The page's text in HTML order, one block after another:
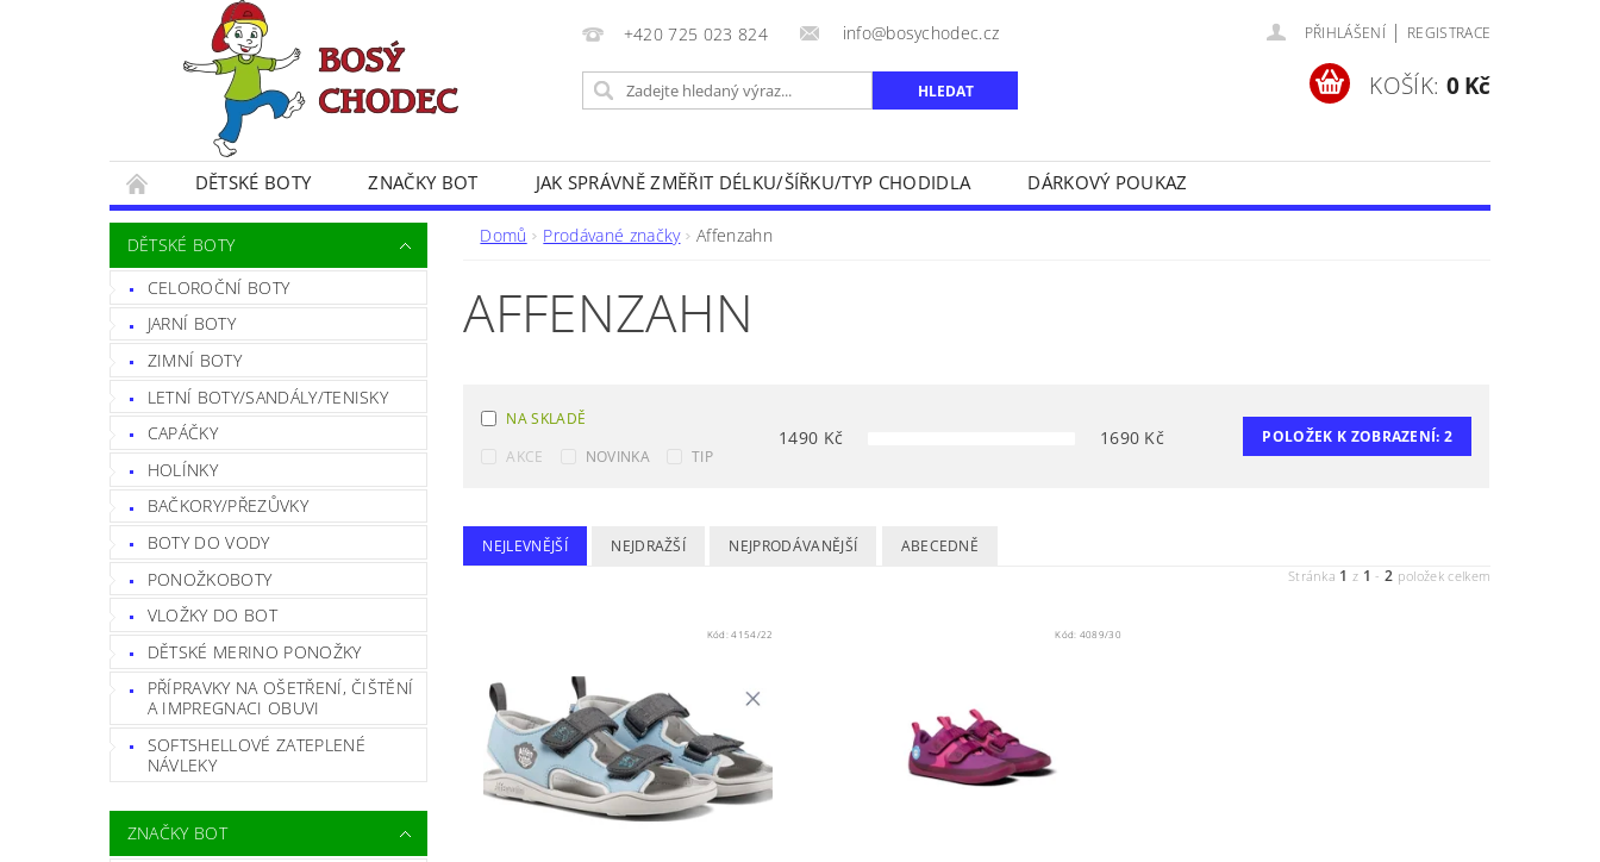
+420 725 023 824 info@bosychodec.cz PŘIHLÁŠENÍ | REGISTRACE
KOŠÍK: 0 Kč
DĚTSKÉ BOTY ZNAČKY BOT JAK SPRÁVNĚ ZMĚŘIT DÉLKU/ŠÍŘKU/TYP CHODIDLA
DÁRKOVÝ POUKAZ
SPOKOJENÍ ZÁKAZNÍČCI
BLOG CENÍK DOPRAVY A ZPŮSOBY PLATEB
POSTUP PŘI VRÁCENÍ ZBOŽÍ
DĚTSKÉ BOTY
CELOROČNÍ BOTY
JARNÍ BOTY
ZIMNÍ BOTY
LETNÍ BOTY/SANDÁLY/TENISKY
CAPÁČKY
HOLÍNKY
BAČKORY/PŘEZŮVKY
BOTY DO VODY
PONOŽKOBOTY
VLOŽKY DO BOT
DĚTSKÉ MERINO PONOŽKY
PŘÍPRAVKY NA OŠETŘENÍ, ČIŠTĚNÍ
A IMPREGNACI OBUVI
SOFTSHELLOVÉ ZATEPLENÉ
NÁVLEKY
ZNAČKY BOT
Domů Prodávané značky Affenzahn
AFFENZAHN
NA SKLADĚ
AKCE
NOVINKA TIP
1490 Kč 1690 Kč POLOŽEK K ZOBRAZENÍ:2
NEJLEVNĚJŠÍ NEJDRAŽŠÍ NEJPRODÁVANĚJŠÍ ABECEDNĚ
Stránka 1 z 1 -2 položek celkem
Kód:4154/22 Kód: 4089/30